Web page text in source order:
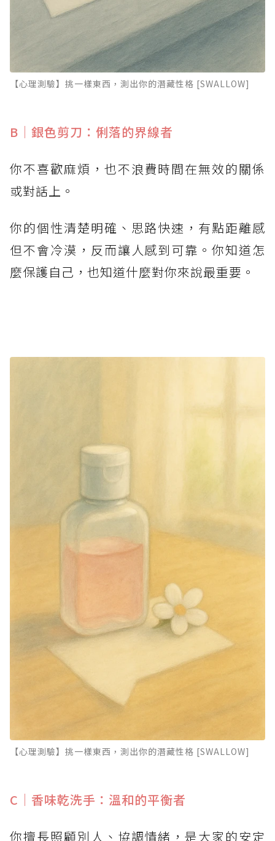
【心理測驗】挑一樣東西，測出你的潛藏性格 [SWALLOW]
B｜銀色剪刀：俐落的界線者
你不喜歡麻煩，也不浪費時間在無效的關係
或對話上。
你的個性清楚明確、思路快速，有點距離感
但不會冷漠，反而讓人感到可靠。你知道怎
麼保護自己，也知道什麼對你來說最重要。
【心理測驗】挑一樣東西，測出你的潛藏性格 [SWALLOW]
C｜香味乾洗手：溫和的平衡者
你擅長照顧別人、協調情緒，是大家的安定